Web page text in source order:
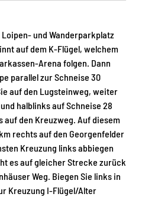
und Wanderparkplatz
auf dem K-Flügel, welchem
Arena folgen. Dann
parallel zur Schneise 30
auf den Lugsteinweg, weiter
halblinks auf Schneise 28
den Kreuzweg. Auf diesem
rechts auf den Georgenfelder
Kreuzung links abbiegen
es auf gleicher Strecke zurück
Weg. Biegen Sie links in
Kreuzung I-Flügel/Alter